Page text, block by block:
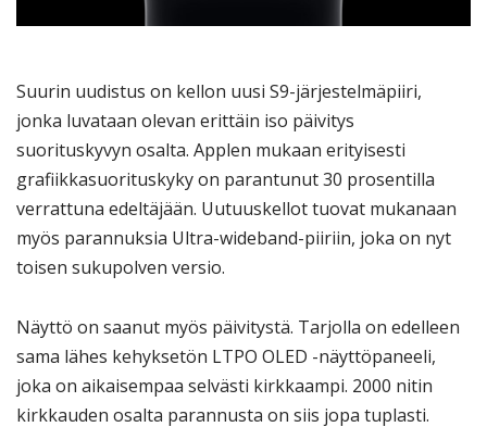
Suurin uudistus on kellon uusi S9-järjestelmäpiiri,
jonka luvataan olevan erittäin iso päivitys
suorituskyvyn osalta. Applen mukaan erityisesti
grafiikkasuorituskyky on parantunut 30 prosentilla
verrattuna edeltäjään. Uutuuskellot tuovat mukanaan
myös parannuksia Ultra-wideband-piiriin, joka on nyt
toisen sukupolven versio.
Näyttö on saanut myös päivitystä. Tarjolla on edelleen
sama lähes kehyksetön LTPO OLED -näyttöpaneeli,
joka on aikaisempaa selvästi kirkkaampi. 2000 nitin
kirkkauden osalta parannusta on siis jopa tuplasti.